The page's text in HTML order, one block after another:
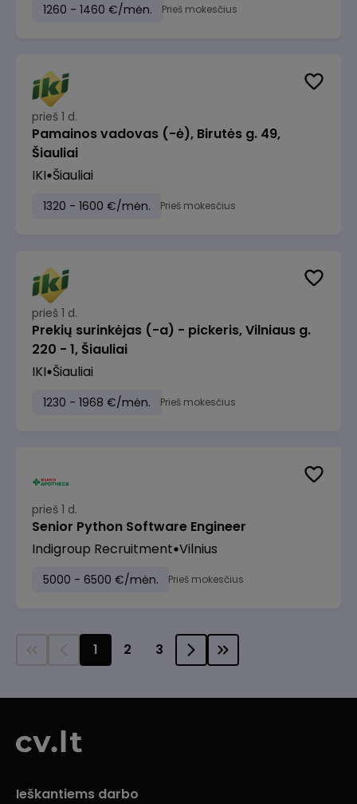
1260 - 1460 €/mėn. Prieš mokesčius
prieš 1 d.
Pamainos vadovas (-ė), Birutės g. 49,
Šiauliai
IKI Šiauliai
1320 - 1600 €/mėn. Prieš mokesčius
prieš 1 d.
Prekių surinkėjas (-a) - pickeris, Vilniaus g.
220 - 1, Šiauliai
IKI Šiauliai
1230 - 1968 €/mėn. Prieš mokesčius
prieš 1 d.
Senior Python Software Engineer
Indigroup Recruitment Vilnius
5000 - 6500 €/mėn. Prieš mokesčius
1 2 3
Ieškantiems darbo